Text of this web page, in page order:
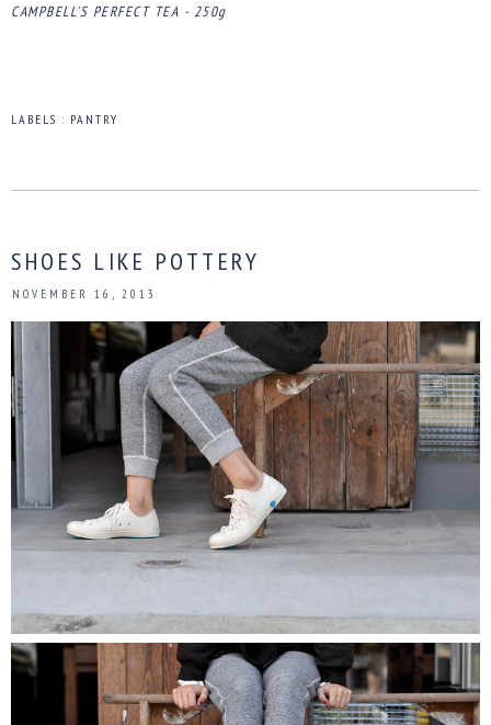
CAMPBELL'S PERFECT TEA - 250g
LABELS : PANTRY
SHOES LIKE POTTERY
NOVEMBER 16, 2013